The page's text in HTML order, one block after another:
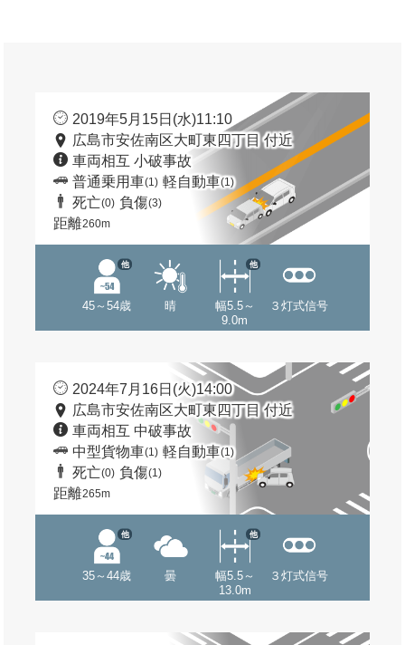
2019年5月15日(水)11:10
広島市安佐南区大町東四丁目 付近
車両相互 小破事故
普通乗用車(1) 軽自動車(1)
死亡(0) 負傷(3)
距離260m
45～54歳
他
晴
幅5.5～
9.0m
他
３灯式信号
2024年7月16日(火)14:00
広島市安佐南区大町東四丁目 付近
車両相互 中破事故
中型貨物車(1) 軽自動車(1)
死亡(0) 負傷(1)
距離265m
35～44歳
他
曇
幅5.5～
13.0m
他
３灯式信号